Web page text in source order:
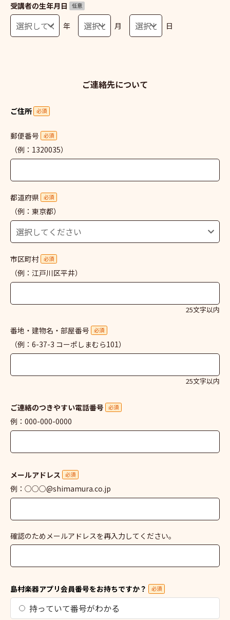
受講者の生年月日 任意
年 月 日
ご連絡先について
ご住所 必須
郵便番号 必須
（例：1320035）
都道府県 必須
（例：東京都）
市区町村 必須
（例：江戸川区平井）
25文字以内
番地・建物名・部屋番号 必須
（例：6-37-3 コーポしまむら101）
25文字以内
ご連絡のつきやすい電話番号 必須
例：000-000-0000
メールアドレス 必須
例：○○○@shimamura.co.jp
確認のためメールアドレスを再入力してください。
島村楽器アプリ会員番号をお持ちですか？ 必須
持っていて番号がわかる